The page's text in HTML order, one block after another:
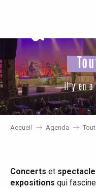
principal
il y en a
Accueil Agenda
Concerts et
expositions qui